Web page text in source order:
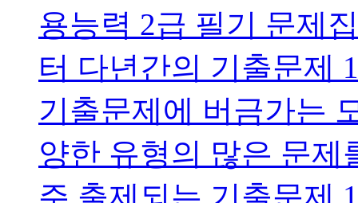
용능력 2급 필기 문제
터 다년간의 기출문제
기출문제에 버금가는
양한 유형의 많은 문제